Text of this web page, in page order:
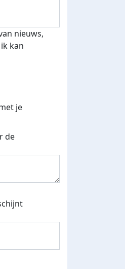
shirt
nieuws,
kan
je
de